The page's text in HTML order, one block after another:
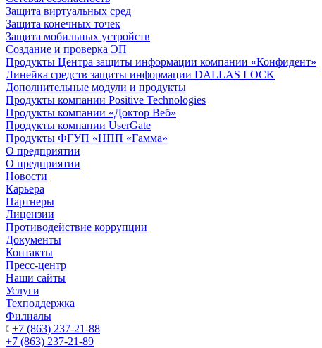
Защита виртуальных сред
Защита конечных точек
Защита мобильных устройств
Создание и проверка ЭП
Продукты Центра защиты информации компании «Конфидент»
Линейка средств защиты информации DALLAS LOCK
Дополнительные модули и продукты
Продукты компании Positive Technologies
Продукты компании «Доктор Веб»
Продукты компании UserGate
Продукты ФГУП «НПП «Гамма»
О предприятии
О предприятии
Новости
Карьера
Партнеры
Лицензии
Противодействие коррупции
Документы
Контакты
Пресс-центр
Наши сайты
Услуги
Техподдержка
Филиалы
+7 (863) 237-21-88
+7 (863) 237-21-89